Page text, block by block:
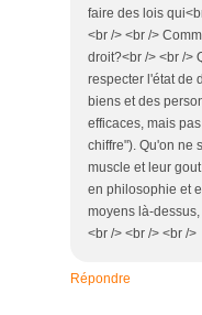
faire des lois
<br /> <br />
droit?<br /> <br />
respecter l'état de
biens et des
efficaces, mais
chiffre"). Qu'on ne
muscle et leur
en philosophie et
moyens là-
<br /> <br /> <br />
Répondre